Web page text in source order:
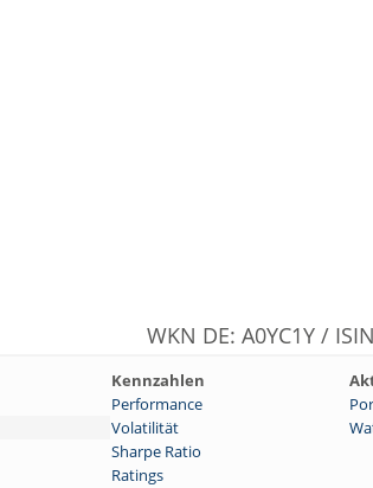
WKN DE: A0YC1Y /
Kennzahlen
Performance
Volatilität
Sharpe Ratio
Ratings